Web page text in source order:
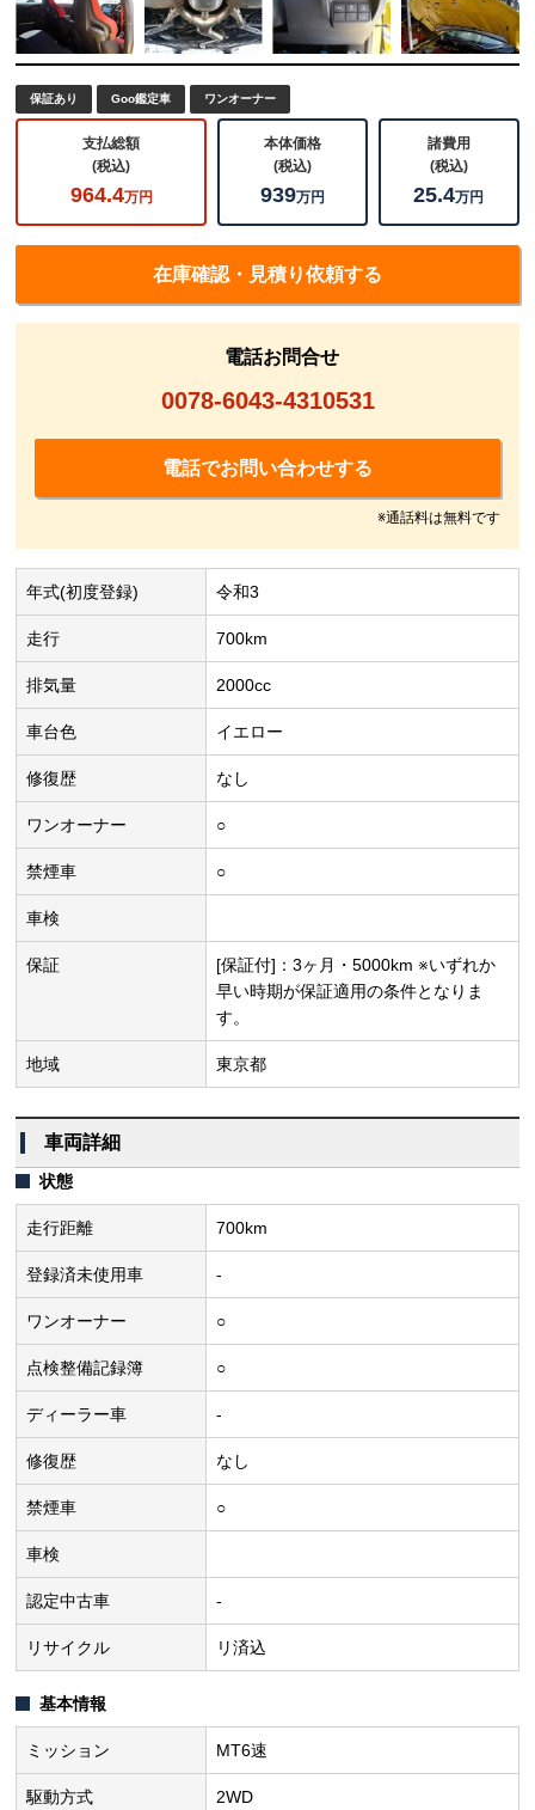
保証あり Goo鑑定車 ワンオーナー
支払総額
(税込)
964.4万円
本体価格
(税込)
939万円
諸費用
(税込)
25.4万円
在庫確認・見積り依頼する
電話お問合せ
0078-6043-4310531
電話でお問い合わせする
※通話料は無料です
年式(初度登録) 令和3
走行 700km
排気量 2000cc
車台色 イエロー
修復歴 なし
ワンオーナー ○
禁煙車 ○
車検
保証
[保証付]：3ヶ月・5000km ※いずれか
早い時期が保証適用の条件となりま
す。
地域 東京都
車両詳細
状態
走行距離 700km
登録済未使用車 -
ワンオーナー ○
点検整備記録簿 ○
ディーラー車 -
修復歴 なし
禁煙車 ○
車検
認定中古車 -
リサイクル リ済込
基本情報
ミッション MT6速
駆動方式 2WD